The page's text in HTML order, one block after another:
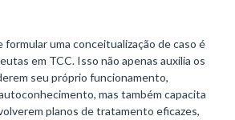
formular uma conceitualização de caso é
em TCC. Isso não apenas auxilia os
seu próprio funcionamento,
mas também capacita
planos de tratamento eficazes,